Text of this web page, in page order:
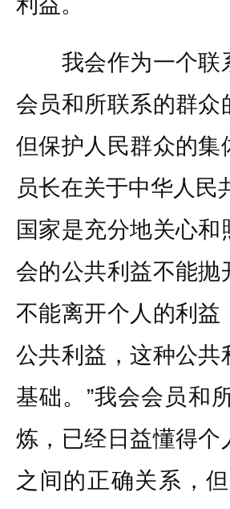
我会作为一个联
会员和所联系的群
但保护人民群众的
员长在关于中华人民
国家是充分地关心
会的公共利益不能
不能离开个人的利
公共利益，这种公
基础。”我会会员和
炼，已经日益懂得
之间的正确关系，